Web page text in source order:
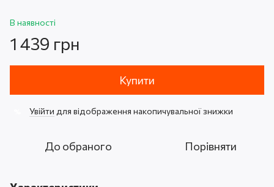
В наявності
1 439 грн
Купити
Увійти для відображення накопичувальної знижки
До обраного Порівняти